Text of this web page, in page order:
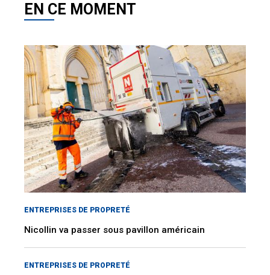
EN CE MOMENT
ENTREPRISES DE PROPRETÉ
Nicollin va passer sous pavillon américain
ENTREPRISES DE PROPRETÉ